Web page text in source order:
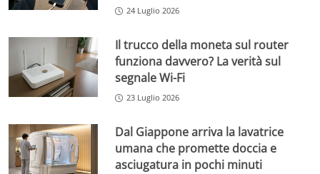
24 Luglio 2026
Il trucco della moneta sul router
funziona davvero? La verità sul
segnale Wi-Fi
23 Luglio 2026
Dal Giappone arriva la lavatrice
umana che promette doccia e
asciugatura in pochi minuti